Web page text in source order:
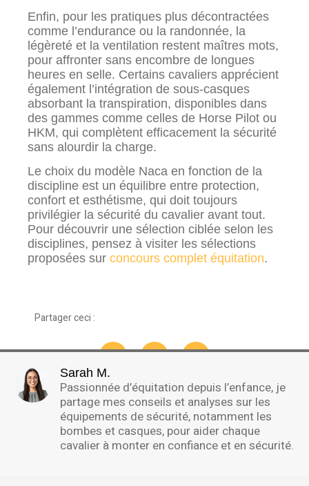
Enfin, pour les pratiques plus décontractées
comme l’endurance ou la randonnée, la
légèreté et la ventilation restent maîtres mots,
pour affronter sans encombre de longues
heures en selle. Certains cavaliers apprécient
également l’intégration de sous-casques
absorbant la transpiration, disponibles dans
des gammes comme celles de Horse Pilot ou
HKM, qui complètent efficacement la sécurité
sans alourdir la charge.
Le choix du modèle Naca en fonction de la
discipline est un équilibre entre protection,
confort et esthétisme, qui doit toujours
privilégier la sécurité du cavalier avant tout.
Pour découvrir une sélection ciblée selon les
disciplines, pensez à visiter les sélections
proposées sur concours complet équitation.
Partager ceci :
Sarah M.
Passionnée d’équitation depuis l’enfance, je
partage mes conseils et analyses sur les
équipements de sécurité, notamment les
bombes et casques, pour aider chaque
cavalier à monter en confiance et en sécurité.